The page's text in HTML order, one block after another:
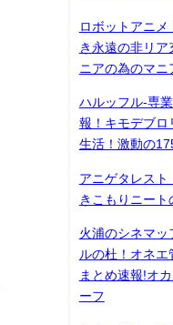
ロボットアニ
き永遠の非リ
ニアの為のマニ
ハルッフル-専
報！キモデブロ
生活！激動の
アニゲタレス
きこもりニート
火浦のシネマッ
ルの杜！オネ
まとめ速報!オ
ーフ